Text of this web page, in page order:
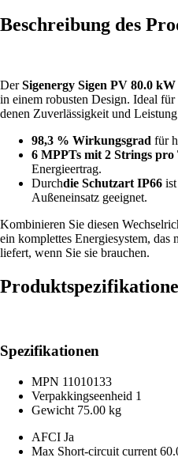
Beschreibung des
DerSigenergy Sigen PV 80.0 kW
in einem robusten Design. Ideal
denen Zuverlässigkeit und
98,3 % Wirkungsgrad für
6 MPPTs mit 2 Strings
Energieertrag.
Durchdie Schutzart IP66
Außeneinsatz geeignet.
Kombinieren Sie diesen
ein komplettes Energiesystem, das
liefert, wenn Sie sie brauchen.
Spezifikationen
MPN 11010133
Verpakkingseenheid 1
Gewicht 75.00 kg
AFCI Ja
Max Short-circuit current